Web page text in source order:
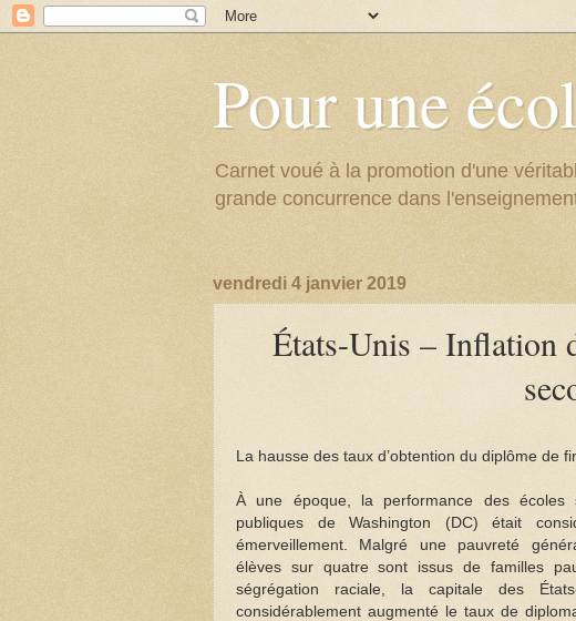
Pour une
Carnet voué à la promotion d'une
grande concurrence dans
vendredi 4 janvier 2019
États-Unis ­– Inflation
La hausse des taux d’obtention du diplôme de
À une époque, la performance des écoles
publiques de Washington (DC) était
émerveillement. Malgré une pauvreté
élèves sur quatre sont issus de familles
ségrégation raciale, la capitale des
considérablement augmenté le taux de